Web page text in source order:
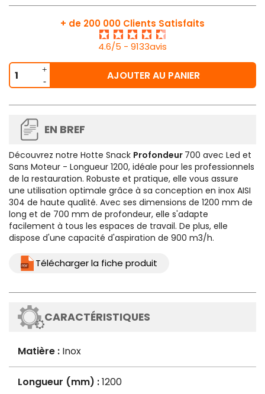
+ de 200 000 Clients Satisfaits
4.6/5 - 9133avis
AJOUTER AU PANIER
EN BREF
Découvrez notre Hotte Snack Profondeur 700 avec Led et
Sans Moteur - Longueur 1200, idéale pour les professionnels
de la restauration. Robuste et pratique, elle vous assure
une utilisation optimale grâce à sa conception en inox AISI
304 de haute qualité. Avec ses dimensions de 1200 mm de
long et de 700 mm de profondeur, elle s'adapte
facilement à tous les espaces de travail. De plus, elle
dispose d'une capacité d'aspiration de 900 m3/h.
Télécharger la fiche produit
CARACTÉRISTIQUES
Matière : Inox
Longueur (mm) :1200